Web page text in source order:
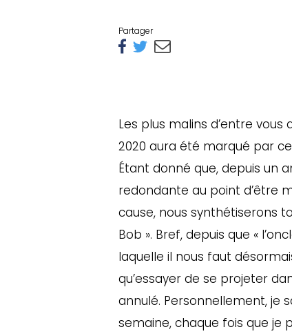
Partager
Les plus malins d’entre
2020 aura été marqué par
Étant donné que, depuis un
redondante au point d’être
cause, nous synthétiserons
Bob ». Bref, depuis que «
laquelle il nous faut
qu’essayer de se projeter
annulé. Personnellement, je
semaine, chaque fois que je